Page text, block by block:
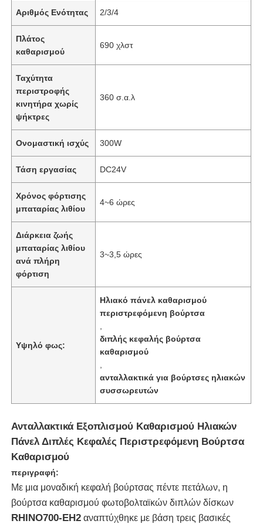
Αρχική Σελίδα
Προϊόντα
Βίντεο
Αριθμός Ενότητας 2/3/4
Πλάτος
καθαρισμού
690 χλστ
Ταχύτητα
περιστροφής
κινητήρα χωρίς
ψήκτρες
360 σ.α.λ
Ονομαστική ισχύς 300W
Τάση εργασίας DC24V
Χρόνος φόρτισης
μπαταρίας λιθίου
4~6 ώρες
Διάρκεια ζωής
μπαταρίας λιθίου
ανά πλήρη
φόρτιση
3~3,5 ώρες
Υψηλό φως:
Ηλιακό πάνελ καθαρισμού
περιστρεφόμενη βούρτσα
διπλής κεφαλής βούρτσα
καθαρισμού
ανταλλακτικά για βούρτσες ηλιακών
συσσωρευτών
Ανταλλακτικά Εξοπλισμού Καθαρισμού Ηλιακών
Πάνελ Διπλές Κεφαλές Περιστρεφόμενη Βούρτσα
Καθαρισμού
περιγραφή:
Με μια μοναδική κεφαλή βούρτσας πέντε πετάλων, η
βούρτσα καθαρισμού φωτοβολταϊκών διπλών δίσκων
RHINO700-EH2 αναπτύχθηκε με βάση τρεις βασικές